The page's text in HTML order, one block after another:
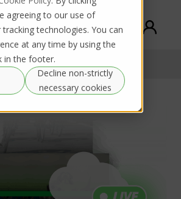
agreeing to our use of
technologies. You can
at any time by using the
in the footer.
Decline non-strictly
necessary cookies
PDF Solicita tu DEMO